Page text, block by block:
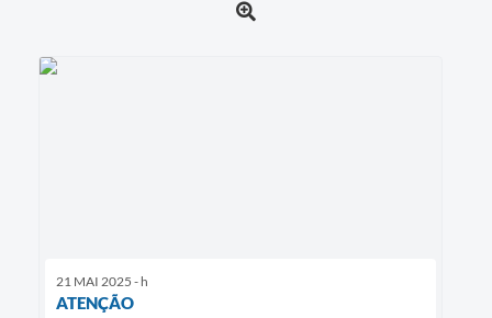
21 MAI 2025 - h
ATENÇÃO